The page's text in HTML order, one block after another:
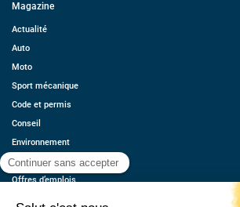
Magazine
Actualité
Auto
Moto
Sport mécanique
Code et permis
Conseil
Environnement
Économie
Offres d’emplois